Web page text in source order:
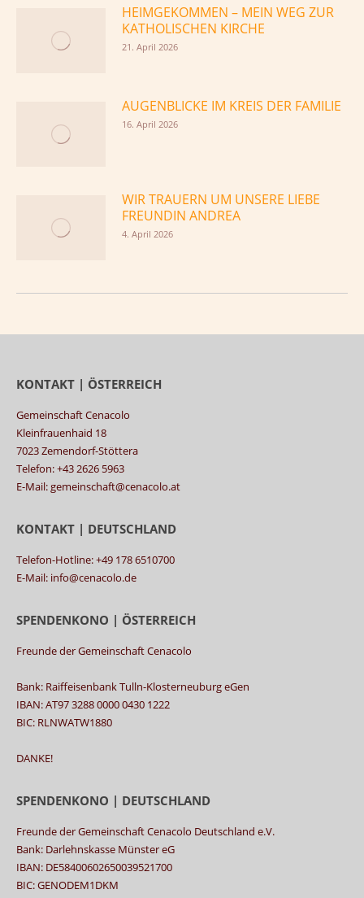
HEIMGEKOMMEN – MEIN WEG ZUR
KATHOLISCHEN KIRCHE
21. April 2026
AUGENBLICKE IM KREIS DER FAMILIE
16. April 2026
WIR TRAUERN UM UNSERE LIEBE
FREUNDIN ANDREA
4. April 2026
KONTAKT | ÖSTERREICH
Gemeinschaft Cenacolo
Kleinfrauenhaid 18
7023 Zemendorf-Stöttera
Telefon: +43 2626 5963
E-Mail: gemeinschaft@cenacolo.at
KONTAKT | DEUTSCHLAND
Telefon-Hotline: +49 178 6510700
E-Mail: info@cenacolo.de
SPENDENKONO | ÖSTERREICH
Freunde der Gemeinschaft Cenacolo
Bank: Raiffeisenbank Tulln-Klosterneuburg eGen
IBAN: AT97 3288 0000 0430 1222
BIC: RLNWATW1880
DANKE!
SPENDENKONO | DEUTSCHLAND
Freunde der Gemeinschaft Cenacolo Deutschland e.V.
Bank: Darlehnskasse Münster eG
IBAN: DE58400602650039521700
BIC: GENODEM1DKM